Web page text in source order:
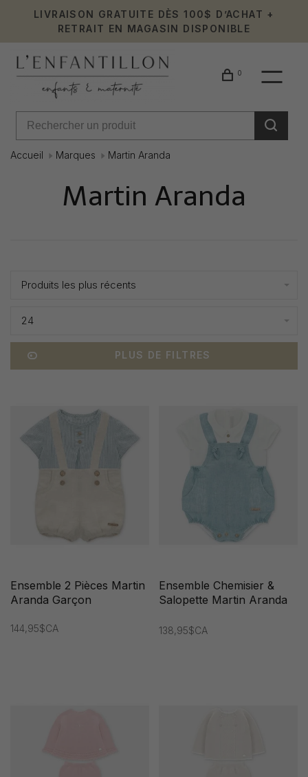
LIVRAISON GRATUITE DÈS 100$ D’ACHAT +
RETRAIT EN MAGASIN DISPONIBLE
0
Accueil Marques Martin Aranda
Martin Aranda
Produits les plus récents
24
PLUS DE FILTRES
Ensemble 2 Pièces Martin
Aranda Garçon
144,95$CA
Ensemble Chemisier &
Salopette Martin Aranda
138,95$CA